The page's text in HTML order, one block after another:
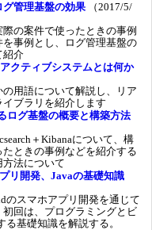
管理基盤の効果 （2017/5/
の案件で使ったときの事例
事例とし、ログ管理基盤の
紹介
クティブシステムとは何か
用語について解説し、リア
ブラリを紹介します
ログ基盤の概要と構築方法
＋Kibanaについて、構
ときの事例などを紹介する
法について
リ開発、Javaの基礎知識
のスマホアプリ開発を通じて
回は、プログラミングとビ
基礎知識を解説する。